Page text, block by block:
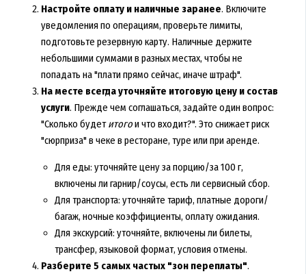
Настройте оплату и наличные заранее. Включите
уведомления по операциям, проверьте лимиты,
подготовьте резервную карту. Наличные держите
небольшими суммами в разных местах, чтобы не
попадать на "плати прямо сейчас, иначе штраф".
На месте всегда уточняйте итоговую цену и состав
услуги. Прежде чем соглашаться, задайте один вопрос:
"Сколько будетитогои что входит?". Это снижает риск
"сюрприза" в чеке в ресторане, туре или при аренде.
Для еды: уточняйте цену за порцию/за 100 г,
включены ли гарнир/соусы, есть ли сервисный сбор.
Для транспорта: уточняйте тариф, платные дороги/
багаж, ночные коэффициенты, оплату ожидания.
Для экскурсий: уточняйте, включены ли билеты,
трансфер, языковой формат, условия отмены.
Разберите 5 самых частых "зон переплаты".